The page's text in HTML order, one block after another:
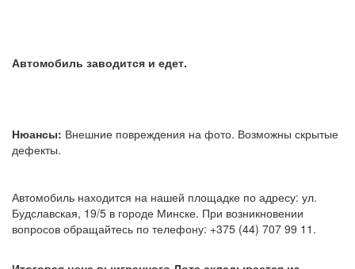
Автомобиль заводится и едет.
Нюансы: Внешние повреждения на фото. Возможны скрытые
дефекты.
Автомобиль находится на нашей площадке по адресу: ул.
Будславская, 19/5 в городе Минске. При возникновении
вопросов обращайтесь по телефону: +375 (44) 707 99 11.